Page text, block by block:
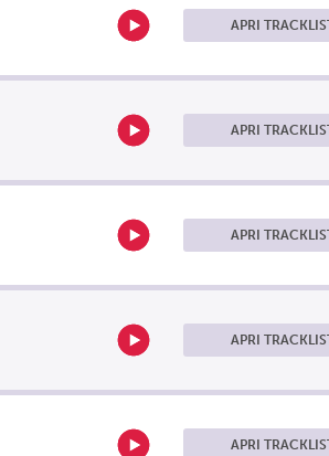
APRI
APRI
APRI
APRI
APRI